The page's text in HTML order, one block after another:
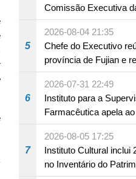
Comissão Executiva
Aprofundada entre
Hengqin
5
2026-08-04 21:35
Chefe do Executivo
província de Fujian e
em Fuzhou
6
2026-07-31 22:49
Instituto para a
Farmacêutica apela
produto com
ocidentais
7
2026-08-05 17:25
Instituto Cultural inclui
no Inventário do